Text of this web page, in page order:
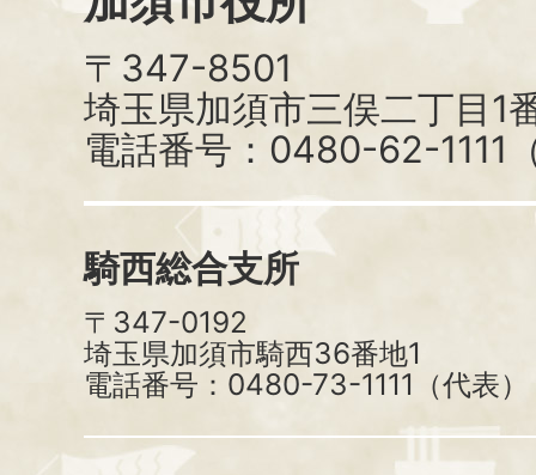
〒347-8501
埼玉県加須市三俣二丁目1
電話番号：0480-62-1111
騎西総合支所
〒347-0192
埼玉県加須市騎西36番地1
電話番号：0480-73-1111（代表）